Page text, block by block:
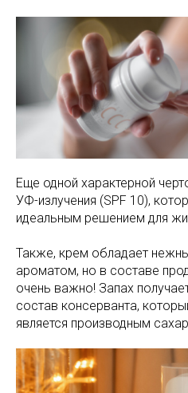
Еще одной характерной
УФ-излучения (SPF 10),
идеальным решением для
Также, крем обладает
ароматом, но в составе
очень важно! Запах
состав консерванта,
является производным